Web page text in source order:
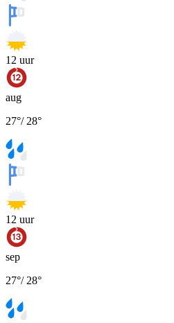
12 uur
aug
27°/ 28°
12 uur
sep
27°/ 28°